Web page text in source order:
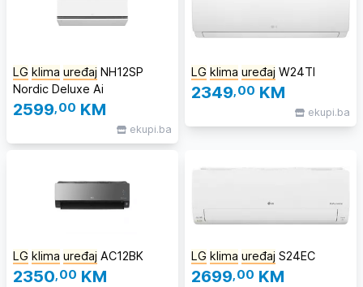
LG klima uređaj NH12SP
Nordic Deluxe Ai
2599,00 KM
ekupi.ba
LG klima uređaj W24TI
2349,00 KM
ekupi.ba
LG klima uređaj AC12BK
2350,00 KM
LG klima uređaj S24EC
2699,00 KM